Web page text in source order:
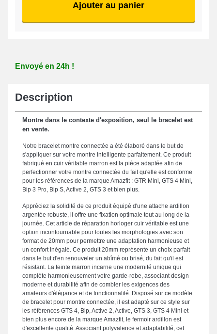
Ajouter au panier
Envoyé en 24h !
Description
Montre dans le contexte d'exposition, seul le bracelet est
en vente.
Notre bracelet montre connectée a été élaboré dans le but de
s'appliquer sur votre montre intelligente parfaitement. Ce produit
fabriqué en cuir véritable marron est la pièce adaptée afin de
perfectionner votre montre connectée du fait qu'elle est conforme
pour les références de la marque Amazfit : GTR Mini, GTS 4 Mini,
Bip 3 Pro, Bip S, Active 2, GTS 3 et bien plus.
Appréciez la solidité de ce produit équipé d'une attache ardillon
argentée robuste, il offre une fixation optimale tout au long de la
journée. Cet article de réparation horloger cuir véritable est une
option incontournable pour toutes les morphologies avec son
format de 20mm pour permettre une adaptation harmonieuse et
un confort inégalé. Ce produit 20mm représente un choix parfait
dans le but d'en renouveler un abîmé ou brisé, du fait qu'il est
résistant. La teinte marron incarne une modernité unique qui
complète harmonieusement votre garde-robe, associant design
moderne et durabilité afin de combler les exigences des
amateurs d'élégance et de fonctionnalité. Disposé sur ce modèle
de bracelet pour montre connectée, il est adapté sur ce style sur
les références GTS 4, Bip, Active 2, Active, GTS 3, GTS 4 Mini et
bien plus encore de la marque Amazfit, le fermoir ardillon est
d'excellente qualité. Associant polyvalence et adaptabilité, cet